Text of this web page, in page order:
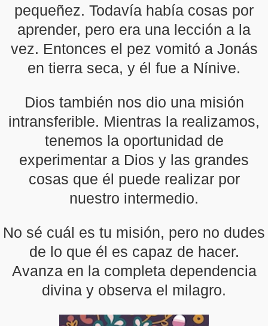
pequeñez. Todavía había cosas por
aprender, pero era una lección a la
vez. Entonces el pez vomitó a Jonás
en tierra seca, y él fue a Nínive.
Dios también nos dio una misión
intransferible. Mientras la realizamos,
tenemos la oportunidad de
experimentar a Dios y las grandes
cosas que él puede realizar por
nuestro intermedio.
No sé cuál es tu misión, pero no dudes
de lo que él es capaz de hacer.
Avanza en la completa dependencia
divina y observa el milagro.